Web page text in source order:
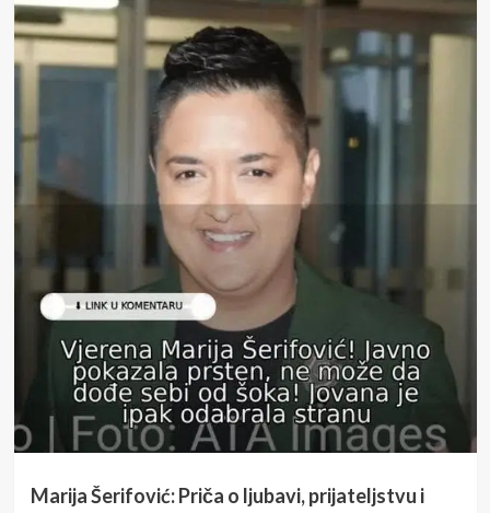
Marija Šerifović: Priča o ljubavi, prijateljstvu i